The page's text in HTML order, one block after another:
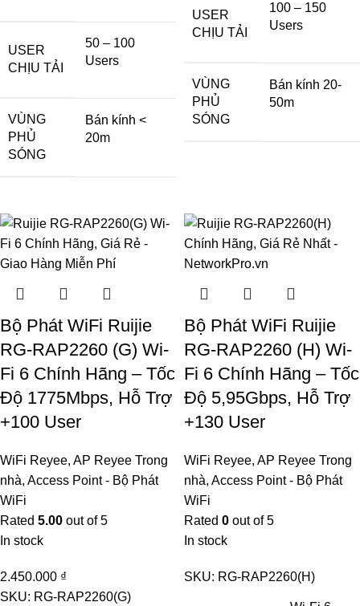
USER
CHỊU TẢI
50 – 100
Users
VÙNG
PHỦ
SÓNG
Bán kính <
20m
USER
CHỊU TẢI
100 – 150
Users
VÙNG
PHỦ
SÓNG
Bán kính 20-
50m
Bộ Phát WiFi Ruijie
RG-RAP2260 (G) Wi-
Fi 6 Chính Hãng – Tốc
Độ 1775Mbps, Hỗ Trợ
+100 User
WiFi Reyee, AP Reyee Trong
nhà, Access Point - Bộ Phát
WiFi
Rated 5.00 out of 5
In stock
2.450.000 ₫
SKU: RG-RAP2260(G)
Bộ Phát WiFi Ruijie
RG-RAP2260 (H) Wi-
Fi 6 Chính Hãng – Tốc
Độ 5,95Gbps, Hỗ Trợ
+130 User
WiFi Reyee, AP Reyee Trong
nhà, Access Point - Bộ Phát
WiFi
Rated 0 out of 5
In stock
SKU: RG-RAP2260(H)